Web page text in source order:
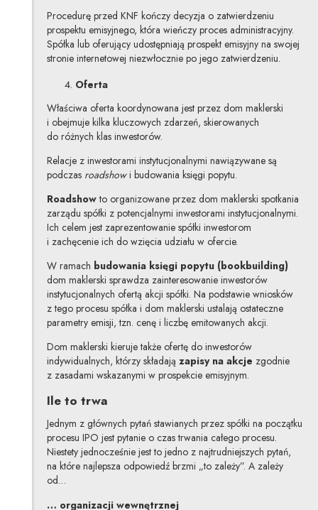
Procedurę przed KNF kończy decyzja o zatwierdzeniu
prospektu emisyjnego, która wieńczy proces administracyjny.
Spółka lub oferujący udostępniają prospekt emisyjny na swojej
stronie internetowej niezwłocznie po jego zatwierdzeniu.
Oferta
Właściwa oferta koordynowana jest przez dom maklerski
i obejmuje kilka kluczowych zdarzeń, skierowanych
do różnych klas inwestorów.
Relacje z inwestorami instytucjonalnymi nawiązywane są
podczas roadshowi budowania księgi popytu.
Roadshowto organizowane przez dom maklerski spotkania
zarządu spółki z potencjalnymi inwestorami instytucjonalnymi.
Ich celem jest zaprezentowanie spółki inwestorom
i zachęcenie ich do wzięcia udziału w ofercie.
W ramach budowania księgi popytu (bookbuilding)
dom maklerski sprawdza zainteresowanie inwestorów
instytucjonalnych ofertą akcji spółki. Na podstawie wniosków
z tego procesu spółka i dom maklerski ustalają ostateczne
parametry emisji, tzn. cenę i liczbę emitowanych akcji.
Dom maklerski kieruje także ofertę do inwestorów
indywidualnych, którzy składają zapisy na akcje zgodnie
z zasadami wskazanymi w prospekcie emisyjnym.
Ile to trwa
Jednym z głównych pytań stawianych przez spółki na początku
procesu IPO jest pytanie o czas trwania całego procesu.
Niestety jednocześnie jest to jedno z najtrudniejszych pytań,
na które najlepsza odpowiedź brzmi „to zależy”. A zależy
od…
… organizacji wewnętrznej